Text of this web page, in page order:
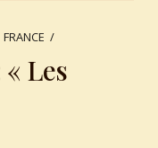
FRANCE /
Les